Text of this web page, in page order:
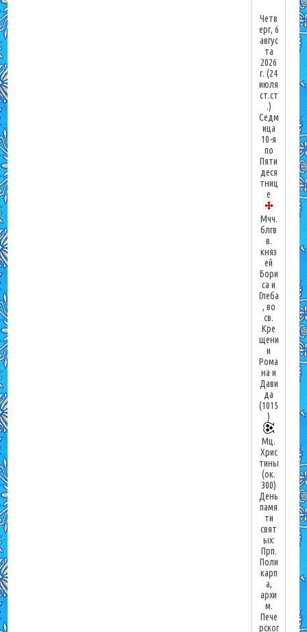
Четв
ерг, 6
авгус
та
2026
г.(24
июля
ст.ст
.)
Седм
ица
10-я
по
Пяти
деся
тниц
е
Мчч.
блгв
в.
княз
ей
Бори
са и
Глеба
, во
св.
Кре
щени
и
Рома
на и
Дави
да
(1015
)
Мц.
Хрис
тины
(ок.
300)
День
памя
ти
свят
ых:
Прп.
Поли
карп
а,
архи
м.
Пече
рског